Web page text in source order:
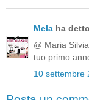
Mela ha
@ Maria
tuo primo
10 settembre